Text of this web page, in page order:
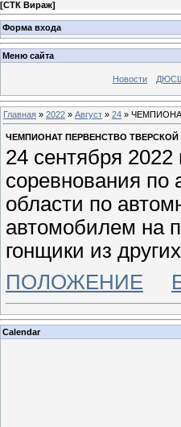
[СТК Вираж]
Форма входа
Меню сайта
Новости
Главная » 2022 » Август » 24 »
ЧЕМПИОНАТ ПЕРВЕНСТВО
24 сентября
соревнования по
области по
автомобилем на
гонщики из
ПОЛОЖЕНИЕ
Calendar